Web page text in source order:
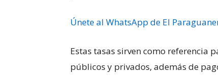
Únete al WhatsApp de El
Estas tasas sirven como referencia
públicos y privados, además de